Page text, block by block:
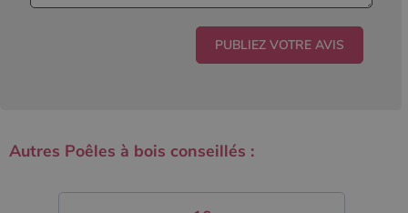
Autres Poêles à bois conseillés :